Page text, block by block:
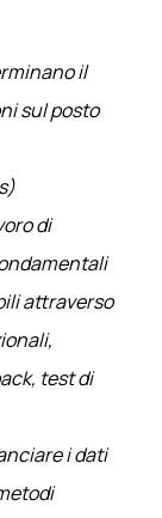
il
sul posto
di
attraverso
test di
i dati